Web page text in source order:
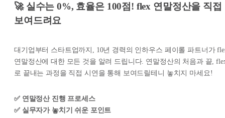
🚀 실수는 0%, 효율은 100점! flex 연말정산을 직접
보여드려요
대기업부터 스타트업까지, 10년 경력의 인하우스 페이롤 파트너가
연말정산에 대한 모든 것을 알려 드립니다. 연말정산의 처음과 끝,
로 끝내는 과정을 직접 시연을 통해 보여드릴테니 놓치지 마세요!
✅ 연말정산 진행 프로세스
✅ 실무자가 놓치기 쉬운 포인트